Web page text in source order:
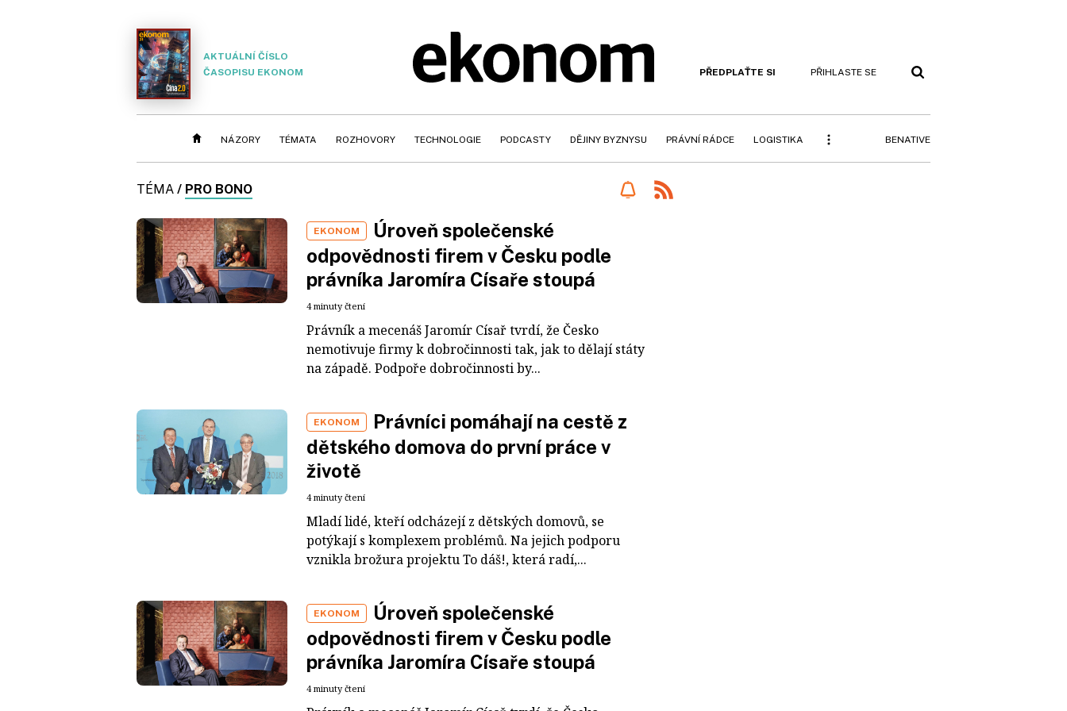
AKTUÁLNÍ ČÍSLO
ČASOPISU EKONOM
PŘEDPLAŤTE SI PŘIHLASTE SE
NÁZORY TÉMATA ROZHOVORY TECHNOLOGIE PODCASTY DĚJINY BYZNYSU PRÁVNÍ RÁDCE LOGISTIKA BENATIVE
TÉMA / PRO BONO
EKONOM
Úroveň společenské
odpovědnosti firem v Česku podle
právníka Jaromíra Císaře stoupá
4 minuty čtení
Právník a mecenáš Jaromír Císař tvrdí, že Česko
nemotivuje firmy k dobročinnosti tak, jak to dělají státy
na západě. Podpoře dobročinnosti by...
EKONOM
Právníci pomáhají na cestě z
dětského domova do první práce v
životě
4 minuty čtení
Mladí lidé, kteří odcházejí z dětských domovů, se
potýkají s komplexem problémů. Na jejich podporu
vznikla brožura projektu To dáš!, která radí,...
EKONOM
Úroveň společenské
odpovědnosti firem v Česku podle
právníka Jaromíra Císaře stoupá
4 minuty čtení